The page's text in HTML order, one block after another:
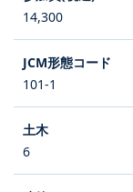
14,300
101-1
6